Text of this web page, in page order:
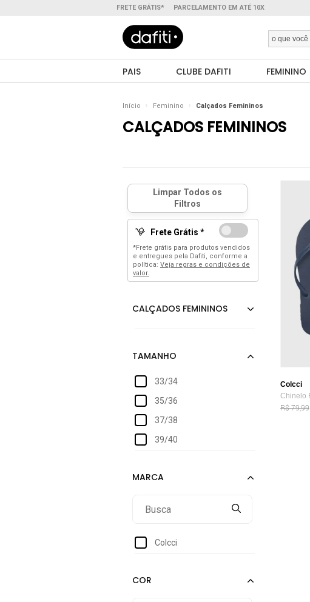
FRETE GRÁTIS* PARCELAMENTO EM ATÉ 10X
PAIS CLUBE DAFITI FEMININO
Início Feminino Calçados Femininos
CALÇADOS FEMININOS
Frete Grátis *
*Frete grátis para produtos vendidos
e entregues pela Dafiti, conforme a
política: Veja regras e condições de
valor.
33/34
35/36
37/38
39/40
Colcci
Colcci
R$ 79,99